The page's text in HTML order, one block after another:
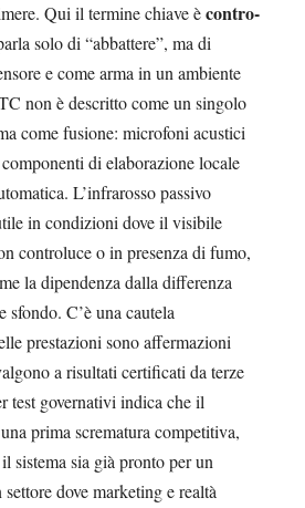
Qui il termine chiave ècontro-
solo di “abbattere”, ma di
e come arma in un ambiente
non è descritto come un singolo
come fusione: microfoni acustici
di elaborazione locale
L’infrarosso passivo
in condizioni dove il visibile
controluce o in presenza di fumo,
la dipendenza dalla differenza
sfondo. C’è una cautela
prestazioni sono affermazioni
a risultati certificati da terze
test governativi indica che il
prima scrematura competitiva,
sistema sia già pronto per un
dove marketing e realtà